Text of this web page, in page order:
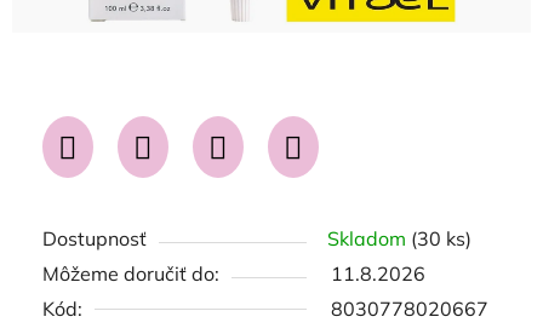
Dostupnosť Skladom (30 ks)
Môžeme doručiť do:
11.8.2026
Kód:
8030778020667